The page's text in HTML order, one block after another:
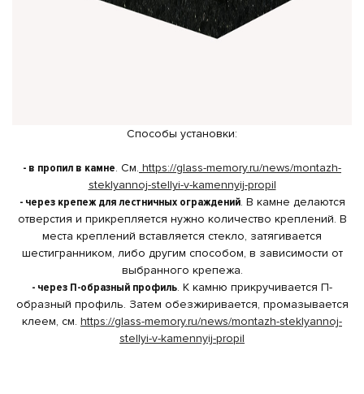
Способы установки:
- в пропил в камне. См. https://glass-memory.ru/news/montazh-
steklyannoj-stellyi-v-kamennyij-propil
- через крепеж для лестничных ограждений. В камне делаются
отверстия и прикрепляется нужно количество креплений. В
места креплений вставляется стекло, затягивается
шестигранником, либо другим способом, в зависимости от
выбранного крепежа.
- через П-образный профиль. К камню прикручивается П-
образный профиль. Затем обезжиривается, промазывается
клеем, см. https://glass-memory.ru/news/montazh-steklyannoj-
stellyi-v-kamennyij-propil